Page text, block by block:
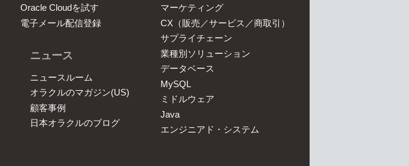
Oracle Cloudを試す
電子メール配信登録
ニュース
ニュースルーム
オラクルのマガジン(US)
顧客事例
日本オラクルのブログ
マーケティング
CX（販売／サービス／商取引）
サプライチェーン
業種別ソリューション
データベース
MySQL
ミドルウェア
Java
エンジニアド・システム